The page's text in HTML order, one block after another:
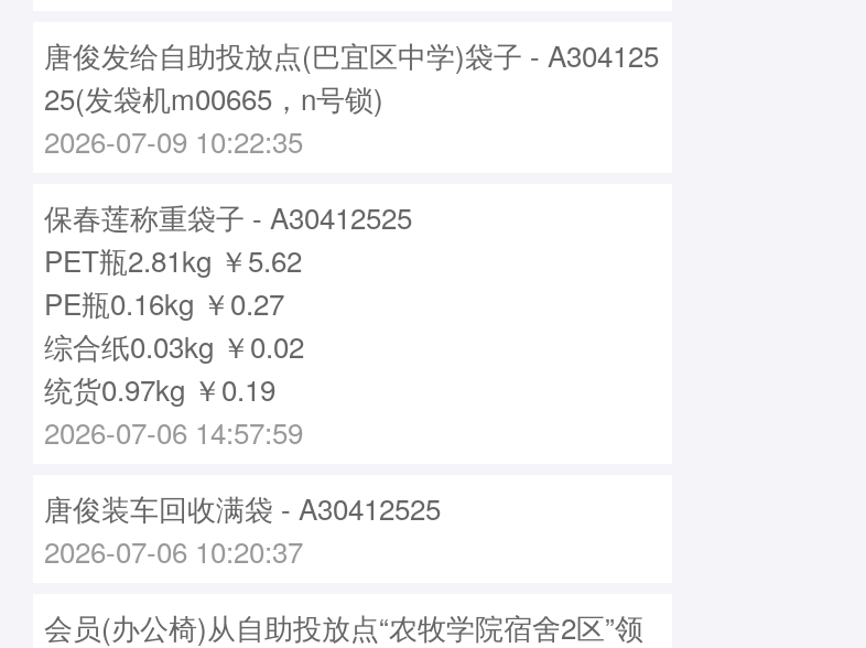
唐俊发给自助投放点(巴宜区中学)袋子 - A304125
25(发袋机m00665，n号锁)
2026-07-09 10:22:35
保春莲称重袋子 - A30412525
PET瓶2.81kg ￥5.62
PE瓶0.16kg ￥0.27
综合纸0.03kg ￥0.02
统货0.97kg ￥0.19
2026-07-06 14:57:59
唐俊装车回收满袋 - A30412525
2026-07-06 10:20:37
会员(办公椅)从自助投放点“农牧学院宿舍2区”领